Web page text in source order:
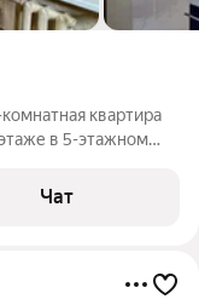
квартира
в 5-этажном
Чат